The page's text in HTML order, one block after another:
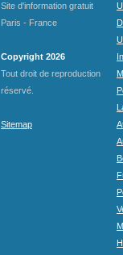
Site d'information gratuit
Paris - France
Copyright 2026
Tout droit de reproduction
réservé.
Sitemap